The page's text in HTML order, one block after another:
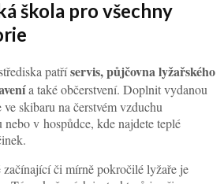
škola pro všechny
patříservis, půjčovna lyžařského
a také občerstvení. Doplnit vydanou
skibaru na čerstvém vzduchu
v hospůdce, kde najdete teplé
či mírně pokročilé lyžaře je